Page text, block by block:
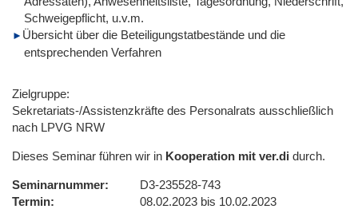
Schweigepflicht, u.v.m.
Übersicht über die Beteiligungstatbestände und die
entsprechenden Verfahren
Zielgruppe:
Sekretariats-/Assistenzkräfte des Personalrats ausschließlich
nach LPVG NRW
Dieses Seminar führen wir in Kooperation mit ver.di durch.
Seminarnummer
D3-235528-743
Termin
08.02.2023 bis 10.02.2023